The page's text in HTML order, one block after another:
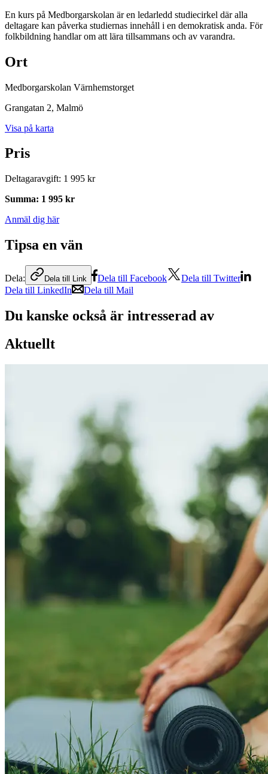
En kurs på Medborgarskolan är en ledarledd studiecirkel där alla
deltagare kan påverka studiernas innehåll i en demokratisk anda. För
folkbildning handlar om att lära tillsammans och av varandra.
Ort
Medborgarskolan Värnhemstorget
Grangatan 2, Malmö
Visa på karta
Pris
Deltagaravgift: 1 995 kr
Summa: 1 995 kr
Anmäl dig här
Tipsa en vän
Dela: Dela till Link Dela till Facebook
Dela till Twitter
Dela till LinkedIn
Dela till Mail
Du kanske också är intresserad av
Aktuellt